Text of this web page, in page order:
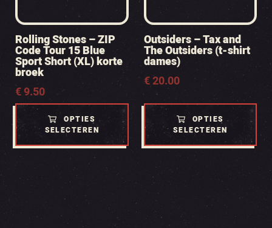
Rolling Stones – ZIP
Code Tour 15 Blue
Sport Short (XL) korte
broek
€9.50
OPTIES
SELECTEREN
Outsiders – Tax and
The Outsiders (t-shirt
dames)
€20.00
OPTIES
SELECTEREN